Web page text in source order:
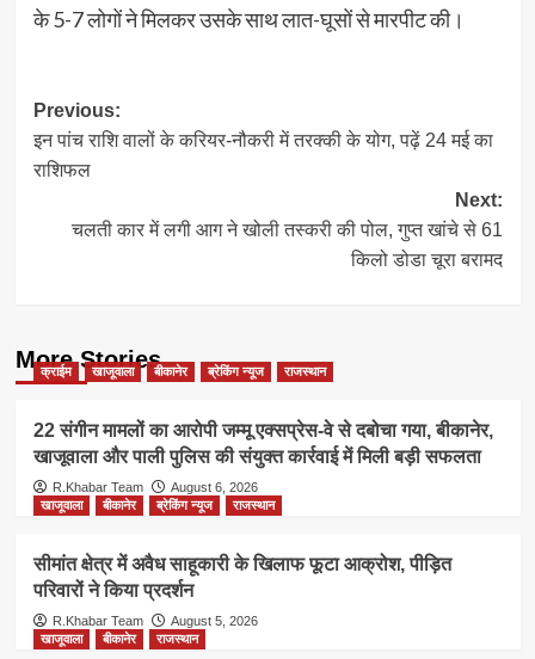
के 5-7 लोगों ने मिलकर उसके साथ लात-घूसों से मारपीट की।
Post
navigation
Previous:
इन पांच राशि वालों के करियर-नौकरी में तरक्की के योग, पढ़ें 24 मई का
राशिफल
Next:
चलती कार में लगी आग ने खोली तस्करी की पोल, गुप्त खांचे से 61
किलो डोडा चूरा बरामद
More Stories
क्राईम खाजूवाला बीकानेर ब्रेकिंग न्यूज राजस्थान
22 संगीन मामलों का आरोपी जम्मू एक्सप्रेस-वे से दबोचा गया, बीकानेर,
खाजूवाला और पाली पुलिस की संयुक्त कार्रवाई में मिली बड़ी सफलता
R.Khabar Team
August 6, 2026
खाजूवाला
बीकानेर ब्रेकिंग न्यूज राजस्थान
सीमांत क्षेत्र में अवैध साहूकारी के खिलाफ फूटा आक्रोश, पीड़ित
परिवारों ने किया प्रदर्शन
R.Khabar Team
August 5, 2026
खाजूवाला
बीकानेर राजस्थान